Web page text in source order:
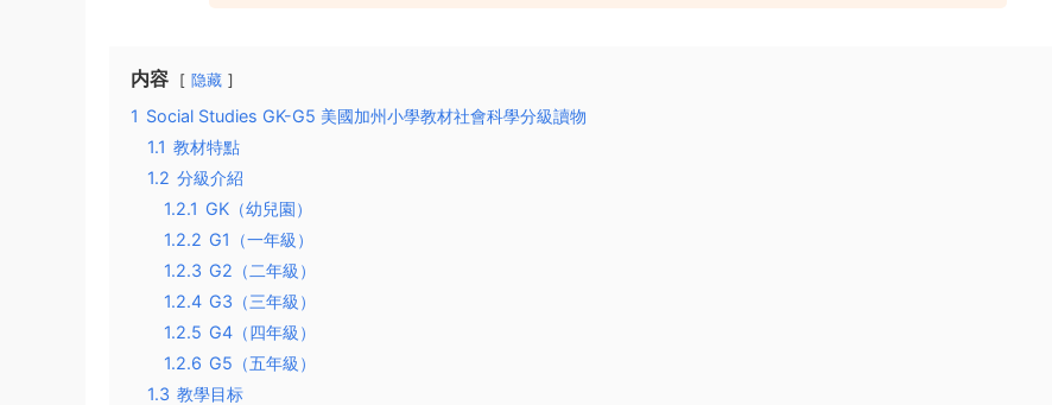
内容 隐藏
1 Social Studies GK-G5 美國加州小學教材社會科學分級讀物
1.1 教材特點
1.2 分級介紹
1.2.1 GK（幼兒園）
1.2.2 G1（一年級）
1.2.3 G2（二年級）
1.2.4 G3（三年級）
1.2.5 G4（四年級）
1.2.6 G5（五年級）
1.3 教學目标